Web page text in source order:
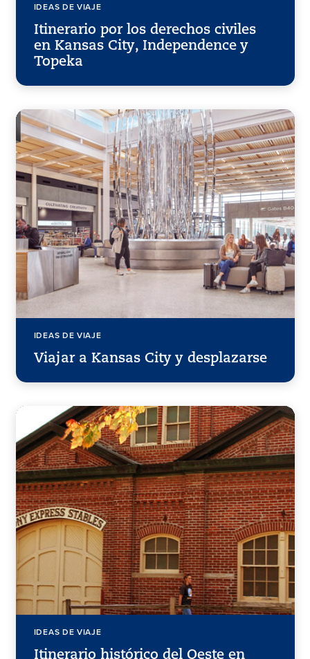
IDEAS DE VIAJE
Itinerario por los derechos civiles
en Kansas City, Independence y
Topeka
IDEAS DE VIAJE
Viajar a Kansas City y desplazarse
IDEAS DE VIAJE
Itinerario histórico del Oeste en